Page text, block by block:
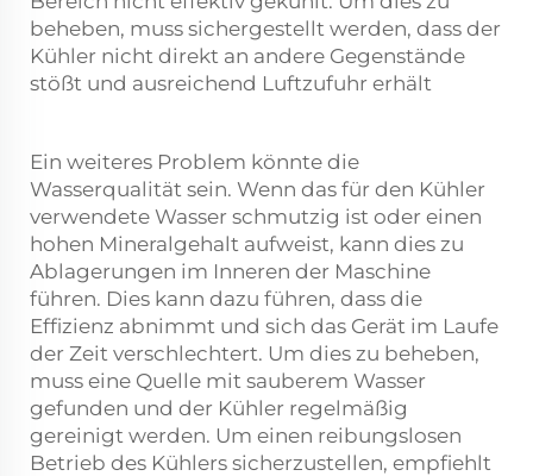
beheben, muss sichergestellt werden, dass der
Kühler nicht direkt an andere Gegenstände
stößt und ausreichend Luftzufuhr erhält
Ein weiteres Problem könnte die
Wasserqualität sein. Wenn das für den Kühler
verwendete Wasser schmutzig ist oder einen
hohen Mineralgehalt aufweist, kann dies zu
Ablagerungen im Inneren der Maschine
führen. Dies kann dazu führen, dass die
Effizienz abnimmt und sich das Gerät im Laufe
der Zeit verschlechtert. Um dies zu beheben,
muss eine Quelle mit sauberem Wasser
gefunden und der Kühler regelmäßig
gereinigt werden. Um einen reibungslosen
Betrieb des Kühlers sicherzustellen, empfiehlt